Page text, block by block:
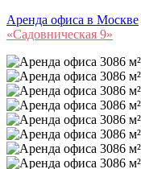
Аренда офиса в Москве
«Садовническая 9»